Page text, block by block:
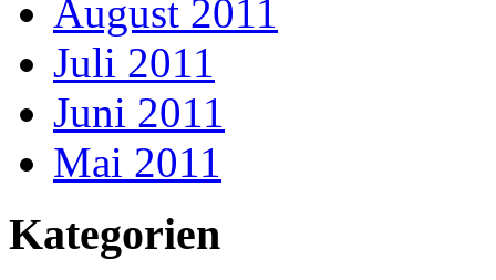
August 2011
Juli 2011
Juni 2011
Mai 2011
Kategorien